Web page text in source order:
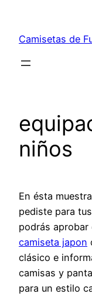
contenido
Camisetas de
niños
En ésta
pediste para
podrás
camiseta japon
clásico e
camisas y
para un estilo